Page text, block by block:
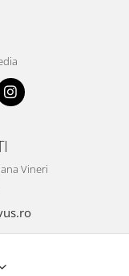
Vineri